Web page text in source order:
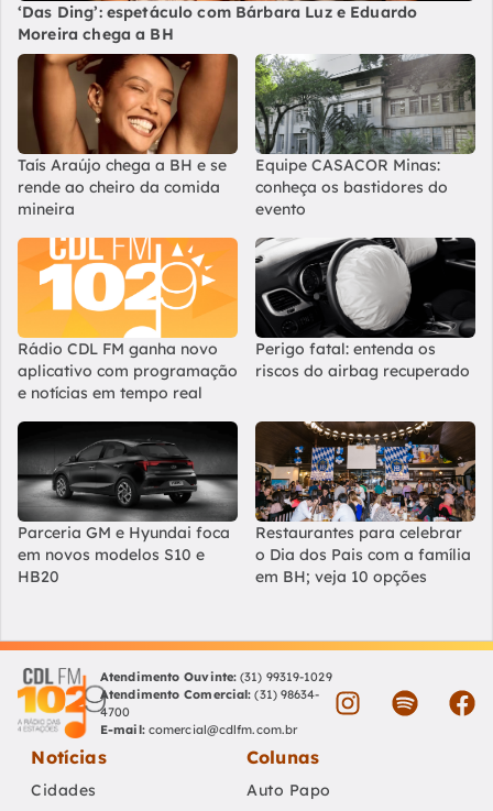
‘Das Ding’: espetáculo com Bárbara Luz e Eduardo
Moreira chega a BH
Taís Araújo chega a BH e se
rende ao cheiro da comida
mineira
Equipe CASACOR Minas:
conheça os bastidores do
evento
Rádio CDL FM ganha novo
aplicativo com programação
e notícias em tempo real
Perigo fatal: entenda os
riscos do airbag recuperado
Parceria GM e Hyundai foca
em novos modelos S10 e
HB20
Restaurantes para celebrar
o Dia dos Pais com a família
em BH; veja 10 opções
Atendimento Ouvinte: (31) 99319-1029
Atendimento Comercial: (31) 98634-
4700
E-mail: comercial@cdlfm.com.br
Notícias
Cidades
Colunas
Auto Papo